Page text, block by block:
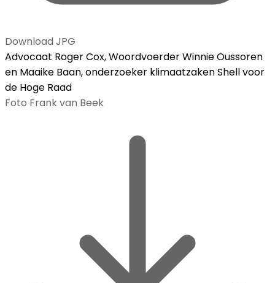
Download JPG
Advocaat Roger Cox, Woordvoerder Winnie Oussoren
en Maaike Baan, onderzoeker klimaatzaken Shell voor
de Hoge Raad
Foto Frank van Beek